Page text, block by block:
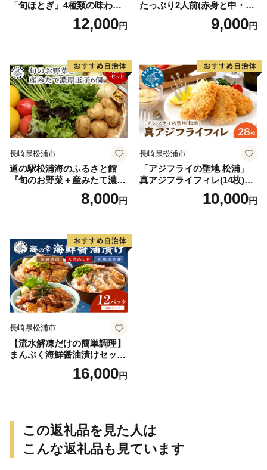
「旬ほとぎ」4種類の味わい1
2缶( サバ さば 鯖 鯖缶 サバ缶
さば缶 缶 缶詰 魚 アウトドア
食 非常時 御歳暮 お歳暮 お中
元 御中元 贈答 プレゼント 贈
り物 ギフト 母の日 お母さん
保存食 非常食 防災 備蓄 長期
保存 )【B2-192】
12,000円
たっぷり2人前(赤身と中・大
トロの切り落とし200g)×1パ
ック( まぐろ マグロ 鮪 大ト
9,000円
長崎県松浦市
道の駅松浦海のふるさと館
『旬のお野菜＋産みたて濃厚
玉子6個』の大満足セット！
8,000円
長崎県松浦市
「アジフライの聖地 松浦」
真アジフライフィレ(14枚)×2
10,000円
長崎県松浦市
【流水解凍だけの簡単調理】
まんぷく海鮮醤油漬けセット
各4パック( アジ サバ ブリ 天
然 あじ さば ぶり 海鮮丼 流
県 松浦市 )【B6-046】
16,000円
この返礼品を見た人は
こんな返礼品も見ています